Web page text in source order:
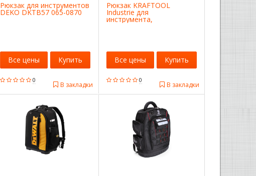
Рюкзак для инструментов
DEKO DKTB57 065-0870
0
В закладки
Все цены Купить
Рюкзак KRAFTOOL
Industrie для
инструмента,
430х360х230 мм 38745
0
В закладки
Все цены Купить